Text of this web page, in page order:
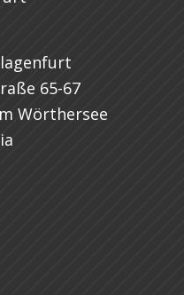
65-67
Wörthersee